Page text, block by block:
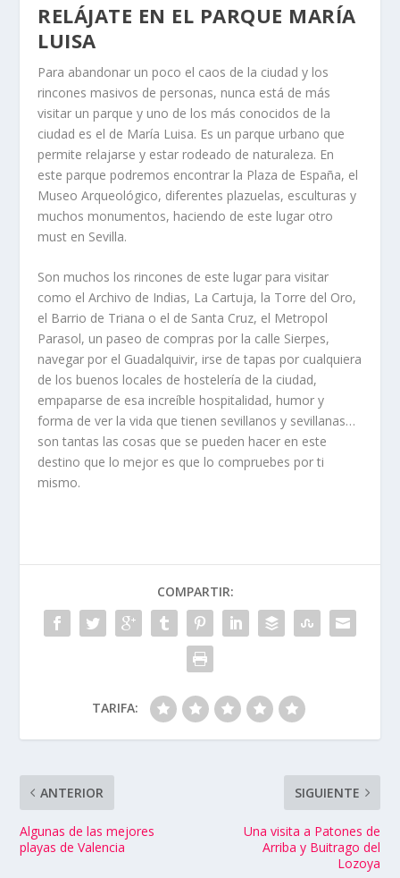
RELÁJATE EN EL PARQUE MARÍA
LUISA
Para abandonar un poco el caos de la ciudad y los
rincones masivos de personas, nunca está de más
visitar un parque y uno de los más conocidos de la
ciudad es el de María Luisa. Es un parque urbano que
permite relajarse y estar rodeado de naturaleza. En
este parque podremos encontrar la Plaza de España, el
Museo Arqueológico, diferentes plazuelas, esculturas y
muchos monumentos, haciendo de este lugar otro
must en Sevilla.
Son muchos los rincones de este lugar para visitar
como el Archivo de Indias, La Cartuja, la Torre del Oro,
el Barrio de Triana o el de Santa Cruz, el Metropol
Parasol, un paseo de compras por la calle Sierpes,
navegar por el Guadalquivir, irse de tapas por cualquiera
de los buenos locales de hostelería de la ciudad,
empaparse de esa increíble hospitalidad, humor y
forma de ver la vida que tienen sevillanos y sevillanas…
son tantas las cosas que se pueden hacer en este
destino que lo mejor es que lo compruebes por ti
mismo.
COMPARTIR:
TARIFA:
ANTERIOR
Algunas de las mejores
playas de Valencia
SIGUIENTE
Una visita a Patones de
Arriba y Buitrago del
Lozoya